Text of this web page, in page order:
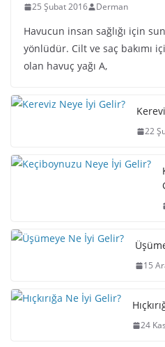
25 Şubat 2016 Derman
Havucun insan sağlığı için
yönlüdür. Cilt ve saç bakımı
olan havuç yağı A,
22
15
24